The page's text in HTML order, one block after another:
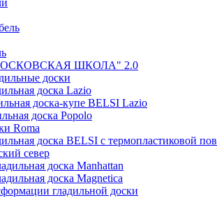
ШКОЛА" 2.0
доски
доска Lazio
доска-купе BELSI Lazio
доска Popolo
Roma
доска BELSI с термопластиковой
север
доска Manhattan
доска Magnetica
гладильной доски